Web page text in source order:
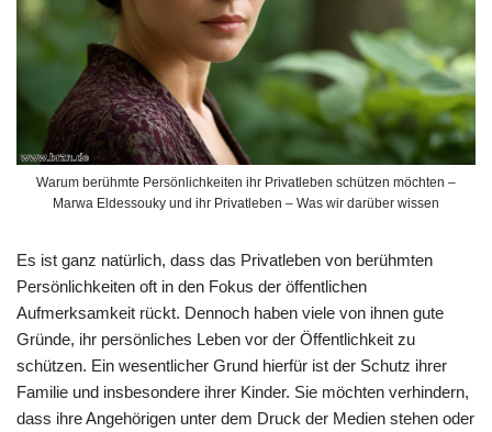
Warum berühmte Persönlichkeiten ihr Privatleben schützen möchten –
Marwa Eldessouky und ihr Privatleben – Was wir darüber wissen
Es ist ganz natürlich, dass das Privatleben von berühmten
Persönlichkeiten oft in den Fokus der öffentlichen
Aufmerksamkeit rückt. Dennoch haben viele von ihnen gute
Gründe, ihr persönliches Leben vor der Öffentlichkeit zu
schützen. Ein wesentlicher Grund hierfür ist der Schutz ihrer
Familie und insbesondere ihrer Kinder. Sie möchten verhindern,
dass ihre Angehörigen unter dem Druck der Medien stehen oder